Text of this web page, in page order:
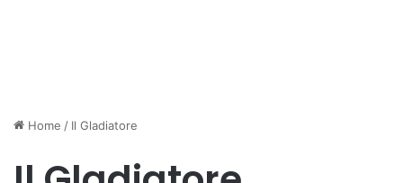
Home / Il Gladiatore